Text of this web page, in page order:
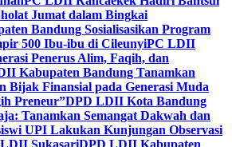
Jumat dalam Bingkai
Bandung Sosialisasikan Program
500 Ibu-ibu di CileunyiPC LDII
Penerus Alim, Faqih, dan
Kabupaten Bandung Tanamkan
Bijak Finansial pada Generasi Muda
Preneur”DPD LDII Kota Bandung
Tanamkan Semangat Dakwah dan
UPI Lakukan Kunjungan Observasi
SukasariDPD LDII Kabupaten